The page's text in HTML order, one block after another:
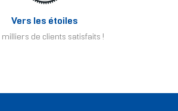
Vers les étoiles
milliers de clients satisfaits !